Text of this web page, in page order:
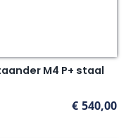
M4 P+ staal
€ 540,00